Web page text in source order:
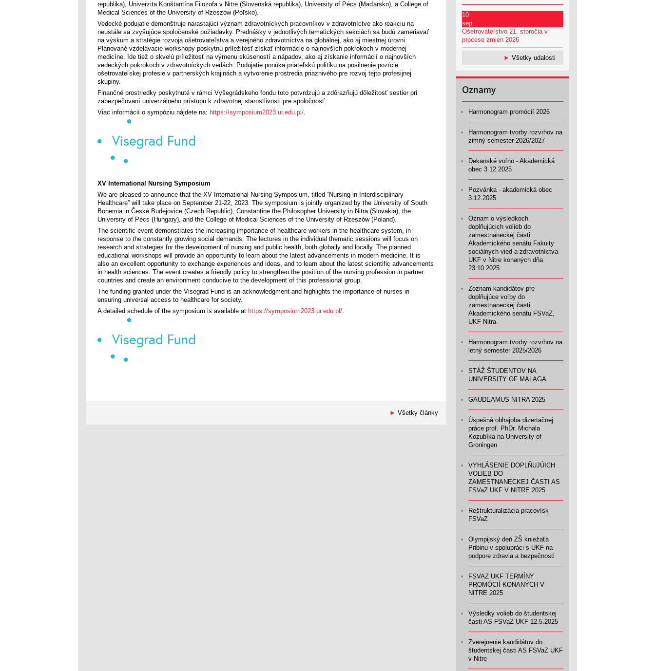
republika), Univerzita Konštantína Filozofa v Nitre (Slovenská republika), University of Pécs (Maďarsko), a College of
Medical Sciences of the University of Rzeszów (Poľsko).
Vedecké podujatie demonštruje narastajúci význam zdravotníckych pracovníkov v zdravotníctve ako reakciu na
neustále sa zvyšujúce spoločenské požiadavky. Prednášky v jednotlivých tematických sekciách sa budú zameriavať
na výskum a stratégie rozvoja ošetrovateľstva a verejného zdravotníctva na globálnej, ako aj miestnej úrovni.
Plánované vzdelávacie workshopy poskytnú príležitosť získať informácie o najnovších pokrokoch v modernej
medicíne. Ide tiež o skvelú príležitosť na výmenu skúseností a nápadov, ako aj získanie informácií o najnovších
vedeckých pokrokoch v zdravotníckych vedách. Podujatie ponúka priateľskú politiku na posilnenie pozície
ošetrovateľskej profesie v partnerských krajinách a vytvorenie prostredia priaznivého pre rozvoj tejto profesijnej
skupiny.
Finančné prostriedky poskytnuté v rámci Vyšegrádskeho fondu toto potvrdzujú a zdôrazňujú dôležitosť sestier pri
zabezpečovaní univerzálneho prístupu k zdravotnej starostlivosti pre spoločnosť.
Viac informácií o sympóziu nájdete na: https://symposium2023.ur.edu.pl/.
XV International Nursing Symposium
We are pleased to announce that the XV International Nursing Symposium, titled “Nursing in Interdisciplinary
Healthcare” will take place on September 21-22, 2023. The symposium is jointly organized by the University of South
Bohemia in České Budejovice (Czech Republic), Constantine the Philosopher University in Nitra (Slovakia), the
University of Pécs (Hungary), and the College of Medical Sciences of the University of Rzeszów (Poland).
The scientific event demonstrates the increasing importance of healthcare workers in the healthcare system, in
response to the constantly growing social demands. The lectures in the individual thematic sessions will focus on
research and strategies for the development of nursing and public health, both globally and locally. The planned
educational workshops will provide an opportunity to learn about the latest advancements in modern medicine. It is
also an excellent opportunity to exchange experiences and ideas, and to learn about the latest scientific advancements
in health sciences. The event creates a friendly policy to strengthen the position of the nursing profession in partner
countries and create an environment conducive to the development of this professional group.
The funding granted under the Visegrad Fund is an acknowledgment and highlights the importance of nurses in
ensuring universal access to healthcare for society.
A detailed schedule of the symposium is available at https://symposium2023.ur.edu.pl/.
► Všetky články
10
sep
Ošetrovateľstvo 21. storočia v
procese zmien 2026
► Všetky udalosti
Oznamy
Harmonogram promócií 2026
Harmonogram tvorby rozvrhov na
zimný semester 2026/2027
Dekanské voľno - Akademická
obec 3.12.2025
Pozvánka - akademická obec
3.12.2025
Oznam o výsledkoch
doplňujúcich volieb do
zamestnaneckej časti
Akademického senátu Fakulty
sociálnych vied a zdravotníctva
UKF v Nitre konaných dňa
23.10.2025
Zoznam kandidátov pre
doplňujúce voľby do
zamestnaneckej časti
Akademického senátu FSVaZ,
UKF Nitra
Harmonogram tvorby rozvrhov na
letný semester 2025/2026
STÁŽ ŠTUDENTOV NA
UNIVERSITY OF MALAGA
GAUDEAMUS NITRA 2025
Úspešná obhajoba dizertačnej
práce prof. PhDr. Michala
Kozubíka na University of
Groningen
VYHLÁSENIE DOPLŇUJÚICH
VOLIEB DO
ZAMESTNANECKEJ ČASTI AS
FSVaZ UKF V NITRE 2025
Reštrukturalizácia pracovísk
FSVaZ
Olympijský deň ZŠ kniežaťa
Pribinu v spolupráci s UKF na
podpore zdravia a bezpečnosti
FSVAZ UKF TERMÍNY
PROMÓCIÍ KONANÝCH V
NITRE 2025
Výsledky volieb do študentskej
časti AS FSVaZ UKF 12.5.2025
Zverejnenie kandidátov do
študentskej časti AS FSVaZ UKF
v Nitre